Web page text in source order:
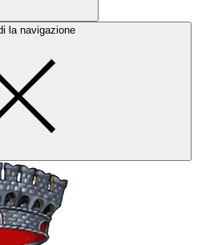
la navigazione